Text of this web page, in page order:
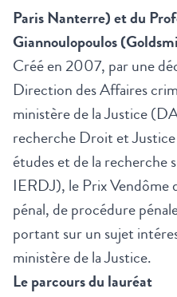
Paris Nanterre) et du
Giannoulopoulos
Créé en 2007, par une
Direction des Affaires
ministère de la Justice
recherche Droit et
études et de la recherche
IERDJ), le Prix Vendôme
pénal, de procédure
portant sur un sujet
ministère de la Justice.
Le parcours du lauréat